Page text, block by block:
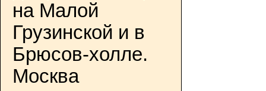
на Малой
Грузинской и в
Брюсов-холле.
Москва